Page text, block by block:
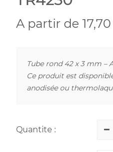
A partir de
Tube rond 42 x 3 mm –
Ce produit est
anodisée ou
Quantite :